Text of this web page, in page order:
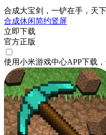
合成大宝剑，一铲在手，天
合成休闲简约竖屏
立即下载
官方正版
使用小米游戏中心APP下载